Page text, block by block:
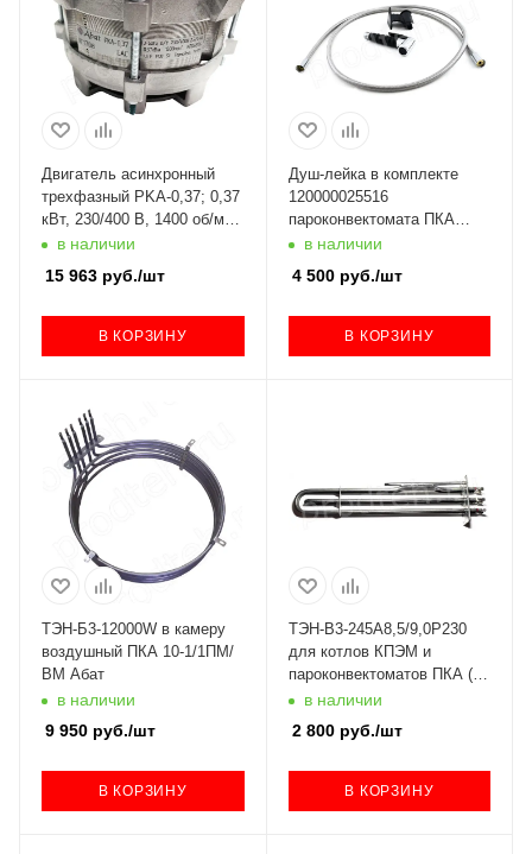
Двигатель асинхронный
трехфазный PKA-0,37; 0,37
кВт, 230/400 В, 1400 об/мин
12007001616
в наличии
15 963 руб./шт
В КОРЗИНУ
Душ-лейка в комплекте
120000025516
пароконвектомата ПКА
Абатв наличии
4 500руб./шт
В КОРЗИНУ
ТЭН-Б3-12000W в камеру
воздушный ПКА 10-1/1ПМ/
ВМ Абат
в наличии
9 950 руб./шт
В КОРЗИНУ
ТЭН-В3-245А8,5/9,0Р230
для котлов КПЭМ и
пароконвектоматов ПКА (с
01.06.2012)
в наличии
2 800руб./шт
В КОРЗИНУ